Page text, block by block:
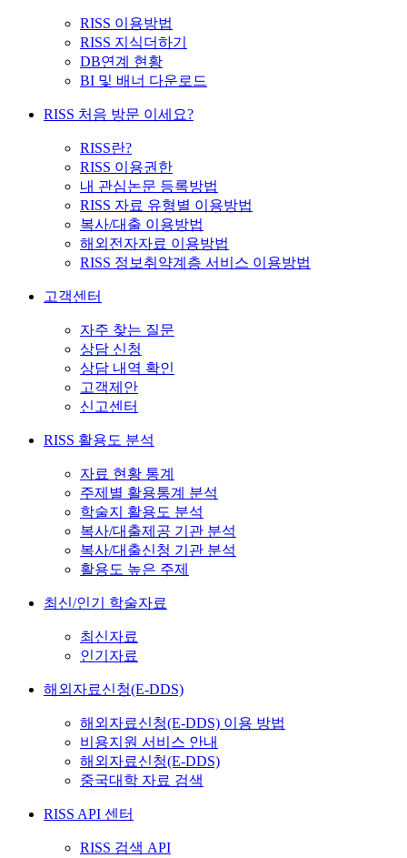
RISS 이용방법
RISS 지식더하기
DB연계 현황
BI 및 배너 다운로드
RISS 처음 방문 이세요?
RISS란?
RISS 이용권한
내 관심논문 등록방법
RISS 자료 유형별 이용방법
복사/대출 이용방법
해외전자자료 이용방법
RISS 정보취약계층 서비스 이용방법
고객센터
자주 찾는 질문
상담 신청
상담 내역 확인
고객제안
신고센터
RISS 활용도 분석
자료 현황 통계
주제별 활용통계 분석
학술지 활용도 분석
복사/대출제공 기관 분석
복사/대출신청 기관 분석
활용도 높은 주제
최신/인기 학술자료
최신자료
인기자료
해외자료신청(E-DDS)
해외자료신청(E-DDS) 이용 방법
비용지원 서비스 안내
해외자료신청(E-DDS)
중국대학 자료 검색
RISS API 센터
RISS 검색 API